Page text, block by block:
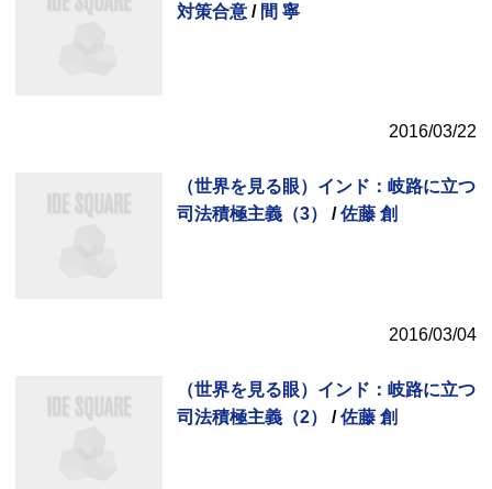
対策合意/ 間 寧
2016/03/22
（世界を見る眼）インド：岐路に立つ
司法積極主義（3）
/佐藤 創
2016/03/04
（世界を見る眼）インド：岐路に立つ
司法積極主義（2）
/佐藤 創